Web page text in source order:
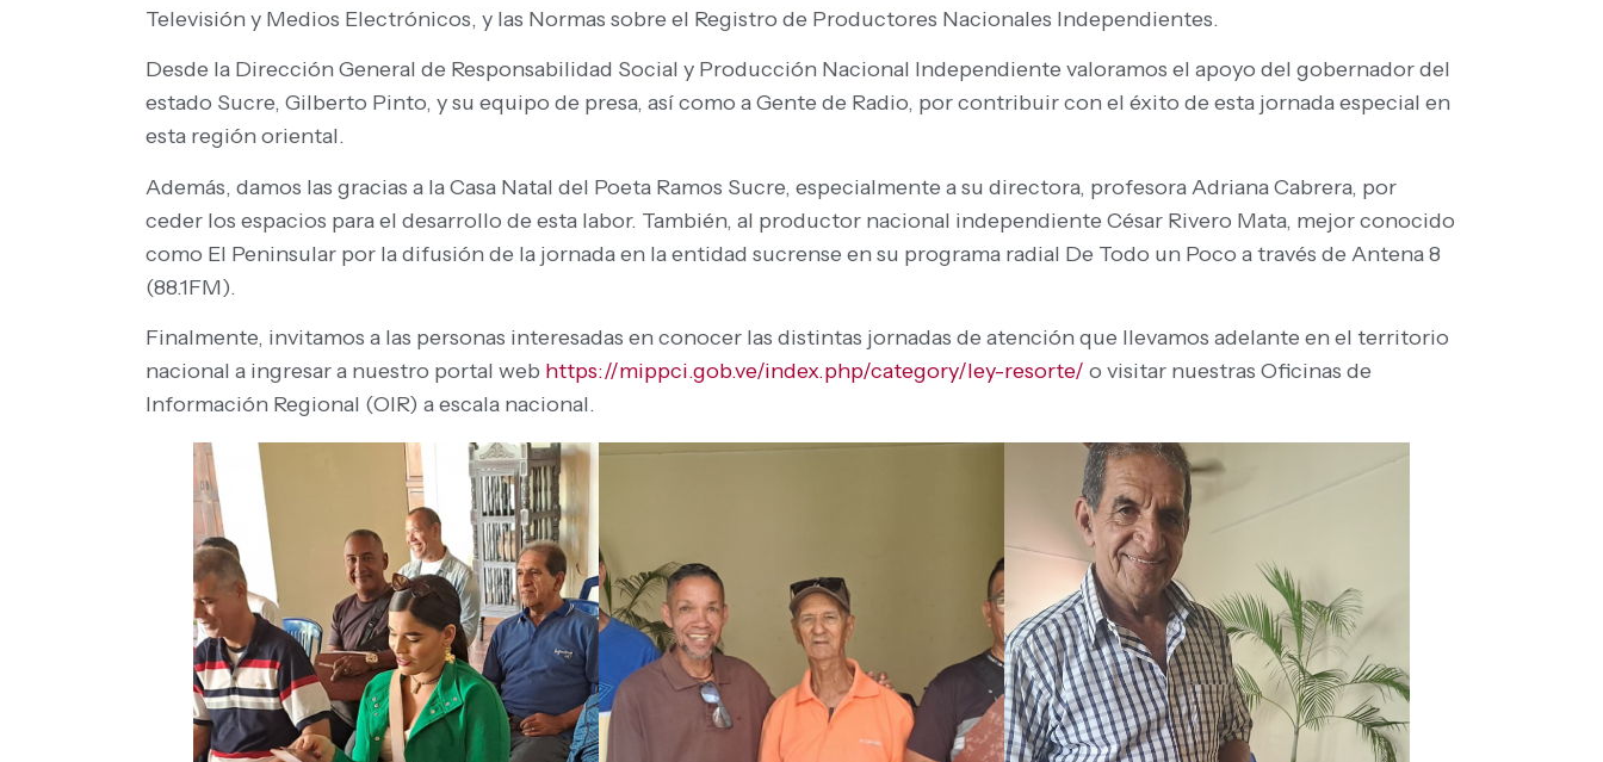
Televisión y Medios Electrónicos, y las Normas sobre el Registro de Productores Nacionales Independientes.
Desde la Dirección General de Responsabilidad Social y Producción Nacional Independiente valoramos el apoyo del gobernador del
estado Sucre, Gilberto Pinto, y su equipo de presa, así como a Gente de Radio, por contribuir con el éxito de esta jornada especial en
esta región oriental.
Además, damos las gracias a la Casa Natal del Poeta Ramos Sucre, especialmente a su directora, profesora Adriana Cabrera, por
ceder los espacios para el desarrollo de esta labor. También, al productor nacional independiente César Rivero Mata, mejor conocido
como El Peninsular por la difusión de la jornada en la entidad sucrense en su programa radial De Todo un Poco a través de Antena 8
(88.1FM).
Finalmente, invitamos a las personas interesadas en conocer las distintas jornadas de atención que llevamos adelante en el territorio
nacional a ingresar a nuestro portal web https://mippci.gob.ve/index.php/category/ley-resorte/ o visitar nuestras Oficinas de
Información Regional (OIR) a escala nacional.